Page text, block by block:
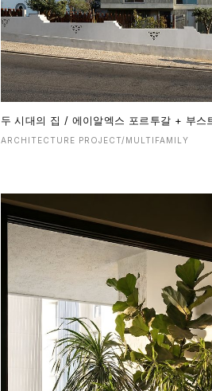
두 시대의 집 / 에이알엑스 포르투갈 + 부스
ARCHITECTURE PROJECT/MULTIFAMILY